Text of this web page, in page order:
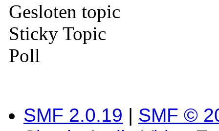
Gesloten topic
Sticky Topic
Poll
SMF 2.0.19 | SMF ©